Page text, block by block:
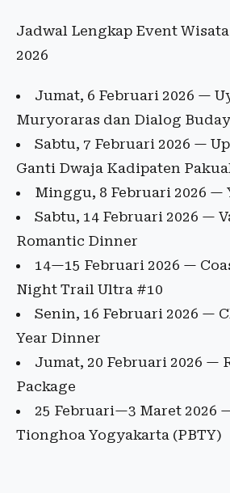
Jadwal Lengkap Event
2026
Jumat, 6 Februari 2026 —
Muryoraras dan Dialog
Sabtu, 7 Februari 2026 —
Ganti Dwaja Kadipaten
Minggu, 8 Februari 2026 —
Sabtu, 14 Februari 2026 —
Romantic Dinner
14—15 Februari 2026 —
Night Trail Ultra #10
Senin, 16 Februari 2026 —
Year Dinner
Jumat, 20 Februari 2026 —
Package
25 Februari—3 Maret 2026
Tionghoa Yogyakarta (PBTY)